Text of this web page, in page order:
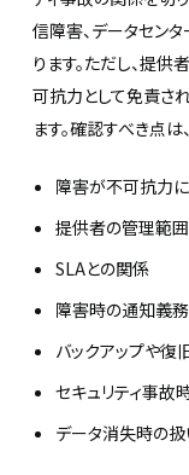
信障害、データセン
ります。ただし、提
可抗力として免責さ
ます。確認すべき点は
障害が不可抗力
提供者の管理範
SLAとの関係
障害時の通知義務
バックアップや復
セキュリティ事故
データ消失時の